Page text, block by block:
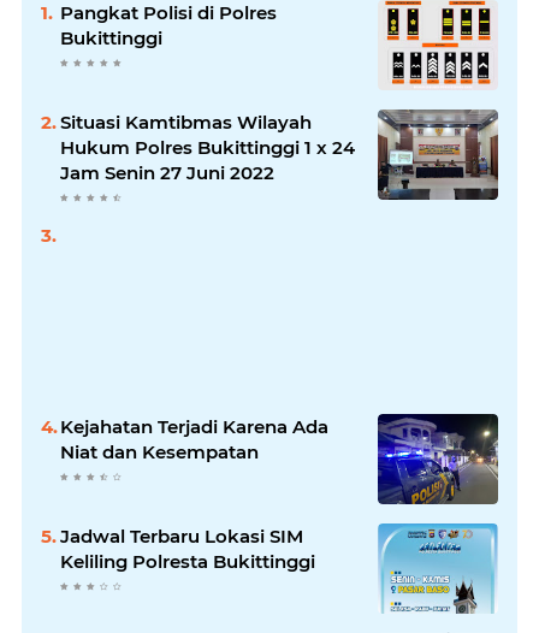
Pangkat Polisi di Polres
Bukittinggi
Situasi Kamtibmas Wilayah
Hukum Polres Bukittinggi 1 x 24
Jam Senin 27 Juni 2022
Kejahatan Terjadi Karena Ada
Niat dan Kesempatan
Jadwal Terbaru Lokasi SIM
Keliling Polresta Bukittinggi